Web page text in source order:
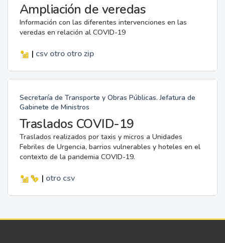
Ampliación de veredas
Información con las diferentes intervenciones en las
veredas en relación al COVID-19
| csv otro otro zip
Secretaría de Transporte y Obras Públicas. Jefatura de
Gabinete de Ministros
Traslados COVID-19
Traslados realizados por taxis y micros a Unidades
Febriles de Urgencia, barrios vulnerables y hoteles en el
contexto de la pandemia COVID-19.
| otro csv